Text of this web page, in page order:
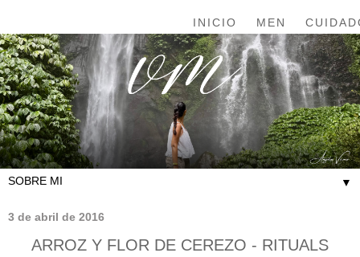
INICIO MEN
▼
3 de abril de 2016
ARROZ Y FLOR DE CEREZO - RITUALS